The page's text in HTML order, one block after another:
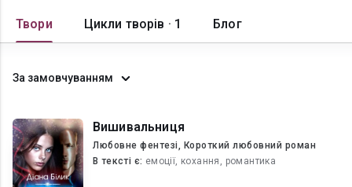
Твори Цикли творів · 1 Блог
За замовчуванням
Вишивальниця
Любовне фентезі, Короткий любовний роман
В текcті є: емоції, кохання, романтика